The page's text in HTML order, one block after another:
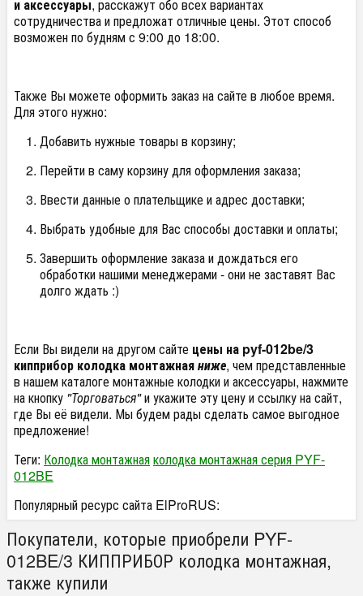
и аксессуары, расскажут обо всех вариантах
сотрудничества и предложат отличные цены. Этот способ
возможен по будням с 9:00 до 18:00.
Также Вы можете оформить заказ на сайте в любое время.
Для этого нужно:
Добавить нужные товары в корзину;
Перейти в саму корзину для оформления заказа;
Ввести данные о плательщике и адрес доставки;
Выбрать удобные для Вас способы доставки и оплаты;
Завершить оформление заказа и дождаться его
обработки нашими менеджерами - они не заставят Вас
долго ждать :)
Если Вы видели на другом сайте цены на pyf-012be/3
кипприбор колодка монтажнаяниже, чем представленные
в нашем каталоге монтажные колодки и аксессуары, нажмите
на кнопку "Торговаться"и укажите эту цену и ссылку на сайт,
где Вы её видели. Мы будем рады сделать самое выгодное
предложение!
Теги: Колодка монтажнаяколодка монтажная серия PYF-
012BE
Популярный ресурс сайта ElProRUS:
Покупатели, которые приобрели PYF-
012BE/3 КИППРИБОР колодка монтажная,
также купили